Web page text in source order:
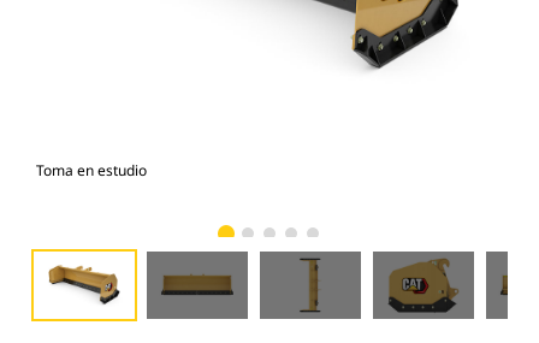
Toma en estudio